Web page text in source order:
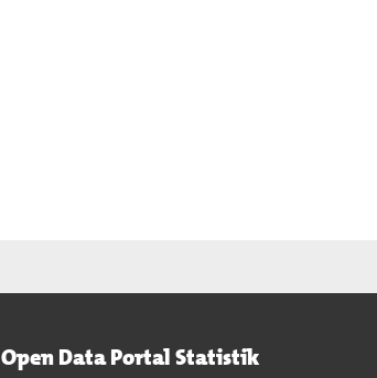
Open Data Portal Statistik